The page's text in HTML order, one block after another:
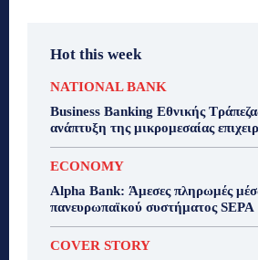
Hot this week
NATIONAL BANK
Business Banking Εθνικής
ανάπτυξη της μικρομεσαίας
ECONOMY
Alpha Bank: Άμεσες πληρωμές
πανευρωπαϊκού συστήματος SEPA
COVER STORY